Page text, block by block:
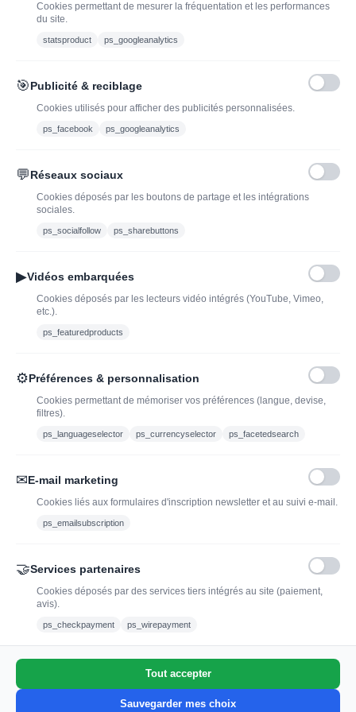
J'ai lu et j'accepte les conditions générales de vente
Offres du moment
Bouteilles d'exception
à découvrir| J’adopte un
vin
bouteille de champagne,
Caviste en ligne pour l’adoption de vin, champagne,
contact@jadopteunvin.fr
consommer avec modération.
Cookies permettant de mesurer la fréquentation et les performances
du site.
statsproduct ps_googleanalytics
🎯Publicité & reciblage
Cookies utilisés pour afficher des publicités personnalisées.
ps_facebook ps_googleanalytics
💬Réseaux sociaux
Cookies déposés par les boutons de partage et les intégrations
sociales.
ps_socialfollow ps_sharebuttons
▶Vidéos embarquées
Cookies déposés par les lecteurs vidéo intégrés (YouTube, Vimeo,
etc.).
ps_featuredproducts
⚙Préférences & personnalisation
Cookies permettant de mémoriser vos préférences (langue, devise,
filtres).
ps_languageselector ps_currencyselector ps_facetedsearch
✉E-mail marketing
Cookies liés aux formulaires d'inscription newsletter et au suivi e-mail.
ps_emailsubscription
🤝Services partenaires
Cookies déposés par des services tiers intégrés au site (paiement,
avis).
ps_checkpayment ps_wirepayment
Tout accepter
Sauvegarder mes choix